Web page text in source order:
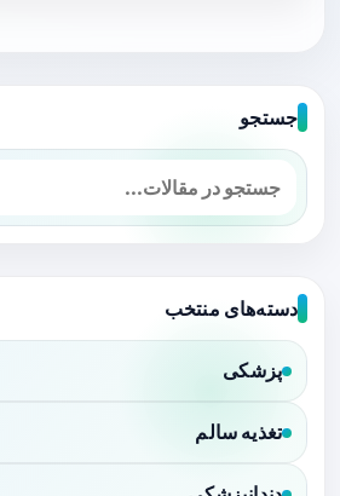
جستجو
دسته‌های منتخب
پزشکی
تغذیه سالم